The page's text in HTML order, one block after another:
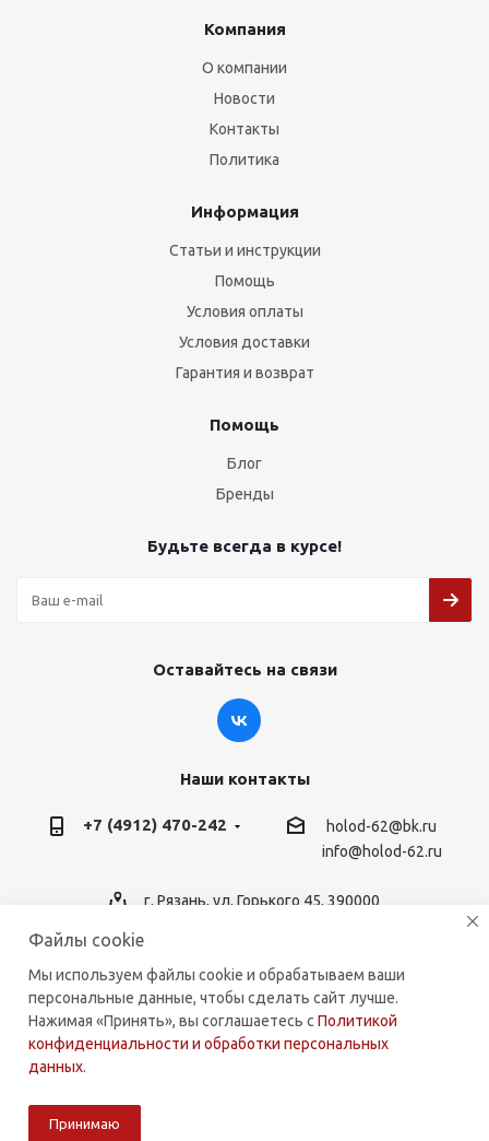
Компания
О компании
Новости
Контакты
Политика
Информация
Статьи и инструкции
Помощь
Условия оплаты
Условия доставки
Гарантия и возврат
Помощь
Блог
Бренды
Будьте всегда в курсе!
Оставайтесь на связи
Наши контакты
+7 (4912) 470-242
holod-62@bk.ru
info@holod-62.ru
г. Рязань, ул. Горького 45, 390000
2026 © holod-62.ru. Комплектующие для бытовой и
коммерческой техники.
Файлы cookie
Мы используем файлы cookie и обрабатываем ваши
персональные данные, чтобы сделать сайт лучше.
Нажимая «Принять», вы соглашаетесь с Политикой
конфиденциальности и обработки персональных
данных.
Принимаю